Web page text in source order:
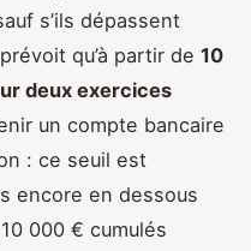
s’ils dépassent
qu’à partir de 10
deux exercices
un compte bancaire
: ce seuil est
encore en dessous
000 € cumulés